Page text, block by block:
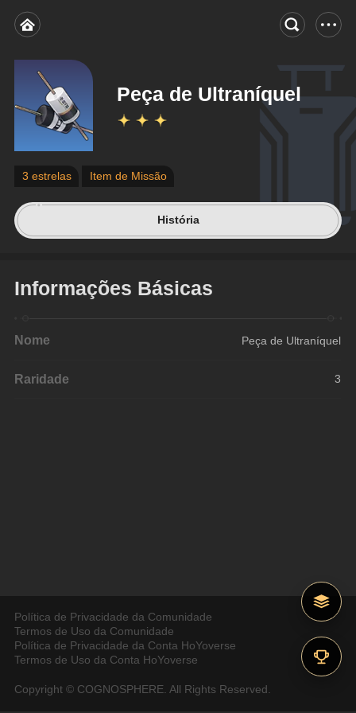
Peça de Ultraníquel
3 estrelas Item de Missão
História
Informações Básicas
Nome Peça de Ultraníquel
Raridade 3
Política de Privacidade da Comunidade
Termos de Uso da Comunidade
Política de Privacidade da Conta HoYoverse
Termos de Uso da Conta HoYoverse
Copyright © COGNOSPHERE. All Rights Reserved.